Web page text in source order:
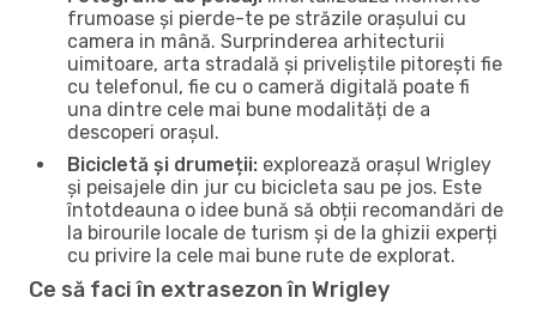
frumoase și pierde-te pe străzile orașului cu
camera in mână. Surprinderea arhitecturii
uimitoare, arta stradală și priveliștile pitorești fie
cu telefonul, fie cu o cameră digitală poate fi
una dintre cele mai bune modalități de a
descoperi orașul.
Bicicletă și drumeții: explorează orașul Wrigley
și peisajele din jur cu bicicleta sau pe jos. Este
întotdeauna o idee bună să obții recomandări de
la birourile locale de turism și de la ghizii experți
cu privire la cele mai bune rute de explorat.
Ce să faci în extrasezon în Wrigley